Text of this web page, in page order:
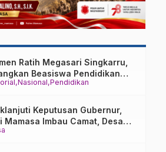
Nasional Pendidikan
Ratih Megasari Singkarru,
Beasiswa Pendidikan
Hingga Perguruan Tinggi
Keputusan Gubernur,
Mamasa Imbau Camat, Desa